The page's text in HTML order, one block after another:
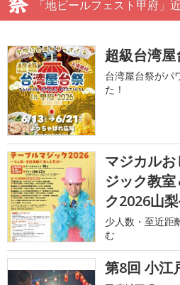
「地ビールフェスト甲府」
超級台湾
台湾屋台祭がパ
た！
マジカル
ジック教
ク2026山
少人数・至近距
む
第8回 小江